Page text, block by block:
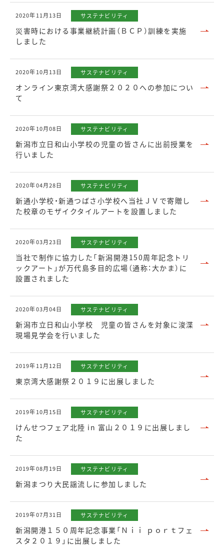
2020年11月13日 サステナビリティ
災害時における事業継続計画（ＢＣＰ）訓練を実施
しました
2020年10月13日 サステナビリティ
オンライン東京湾大感謝祭２０２０への参加につい
て
2020年10月08日 サステナビリティ
新潟市立日和山小学校の児童の皆さんに出前授業を
行いました
2020年04月28日 サステナビリティ
新通小学校・新通つばさ小学校へ当社ＪＶで寄贈し
た校章のモザイクタイルアートを設置しました
2020年03月23日 サステナビリティ
当社で制作に協力した「新潟開港150周年記念トリ
ックアート」が万代島多目的広場（通称：大かま）に
設置されました
2020年03月04日 サステナビリティ
新潟市立日和山小学校 児童の皆さんを対象に浚渫
現場見学会を行いました
2019年11月12日 サステナビリティ
東京湾大感謝祭２０１９に出展しました
2019年10月15日 サステナビリティ
けんせつフェア北陸 in 富山２０１９に出展しまし
た
2019年08月19日 サステナビリティ
新潟まつり大民謡流しに参加しました
2019年07月31日 サステナビリティ
新潟開港１５０周年記念事業「Ｎｉｉ ｐｏｒｔフェ
スタ２０１９」に出展しました